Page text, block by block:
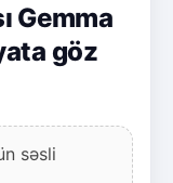
Gemma
göz
səsli